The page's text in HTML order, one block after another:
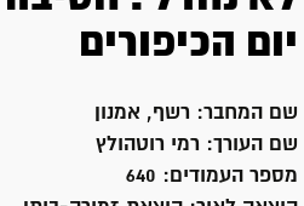
יום הכיפורים
שם המחבר: רשף, אמנון
שם העורך: רמי רוטהולץ
מספר העמודים: 640